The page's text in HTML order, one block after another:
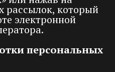
рассылок, который
электронной
персональных